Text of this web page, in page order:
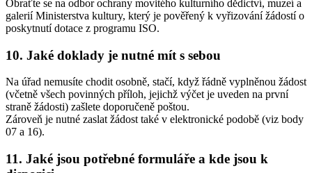
Obraťte se na odbor ochrany movitého kulturního dědictví, muzeí a
galerií Ministerstva kultury, který je pověřený k vyřizování žádostí o
poskytnutí dotace z programu ISO.
10. Jaké doklady je nutné mít s sebou
Na úřad nemusíte chodit osobně, stačí, když řádně vyplněnou žádost
(včetně všech povinných příloh, jejichž výčet je uveden na první
straně žádosti) zašlete doporučeně poštou.
Zároveň je nutné zaslat žádost také v elektronické podobě (viz body
07 a 16).
11. Jaké jsou potřebné formuláře a kde jsou k